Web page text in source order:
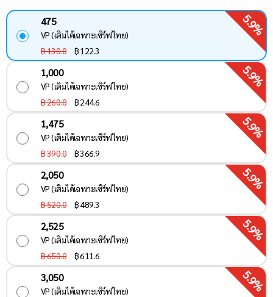
475
VP (เติมได้เฉพาะเซิร์ฟไทย)
฿ 130.0
฿122.3
5.9%
1,000
VP (เติมได้เฉพาะเซิร์ฟไทย)
฿ 260.0
฿244.6
5.9%
1,475
VP (เติมได้เฉพาะเซิร์ฟไทย)
฿ 390.0
฿366.9
5.9%
2,050
VP (เติมได้เฉพาะเซิร์ฟไทย)
฿ 520.0
฿489.3
5.9%
2,525
VP (เติมได้เฉพาะเซิร์ฟไทย)
฿ 650.0
฿611.6
5.9%
3,050
VP (เติมได้เฉพาะเซิร์ฟไทย)
5.9%